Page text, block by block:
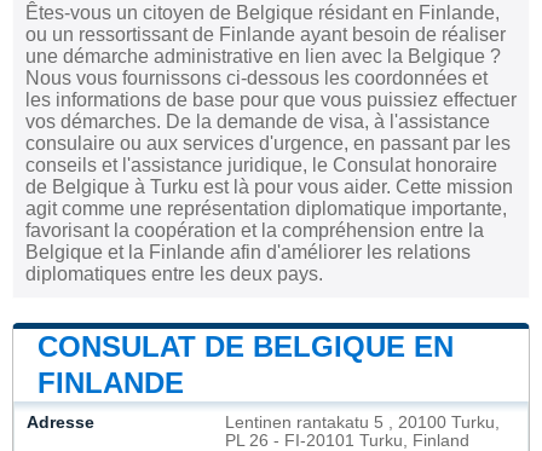
Êtes-vous un citoyen de Belgique résidant en Finlande,
ou un ressortissant de Finlande ayant besoin de réaliser
une démarche administrative en lien avec la Belgique ?
Nous vous fournissons ci-dessous les coordonnées et
les informations de base pour que vous puissiez effectuer
vos démarches. De la demande de visa, à l'assistance
consulaire ou aux services d'urgence, en passant par les
conseils et l'assistance juridique, le Consulat honoraire
de Belgique à Turku est là pour vous aider. Cette mission
agit comme une représentation diplomatique importante,
favorisant la coopération et la compréhension entre la
Belgique et la Finlande afin d'améliorer les relations
diplomatiques entre les deux pays.
CONSULAT DE BELGIQUE EN
FINLANDE
Adresse
Lentinen rantakatu 5 , 20100 Turku,
PL 26 - FI-20101 Turku, Finland